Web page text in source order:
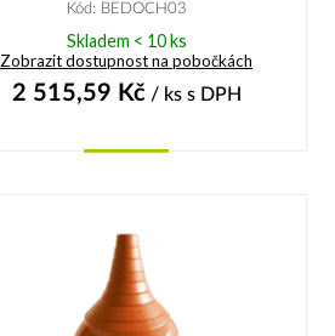
Kód: BEDOCH03
Skladem < 10 ks
Zobrazit dostupnost na pobočkách
2 515,59 Kč/ ks s DPH